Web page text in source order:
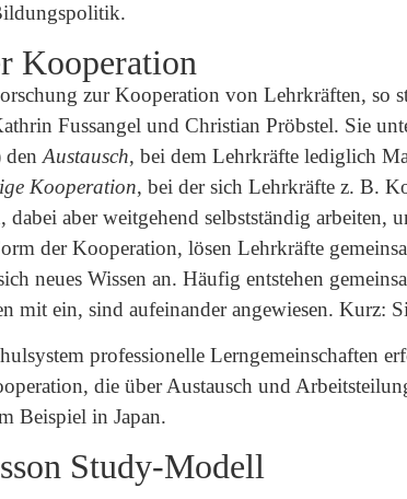
Kooperation
zur Kooperation von Lehrkräften, so
Fussangel und Christian Pröbstel. Sie
denAustausch, bei dem Lehrkräfte lediglich
Kooperation, bei der sich Lehrkräfte z. B.
aber weitgehend selbstständig arbeiten,
der Kooperation, lösen Lehrkräfte
neues Wissen an. Häufig entstehen
mit ein, sind aufeinander angewiesen. Kurz:
professionelle Lerngemeinschaften
die über Austausch und
Beispiel in Japan.
Study-Modell